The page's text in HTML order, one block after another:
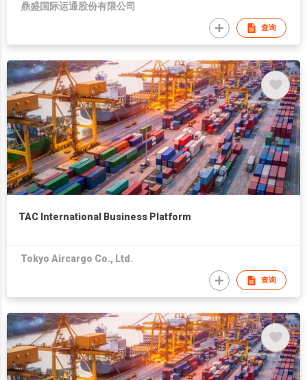
鼎盛国际运通股份有限公司
查询
TAC International Business Platform
Tokyo Aircargo Co., Ltd.
查询